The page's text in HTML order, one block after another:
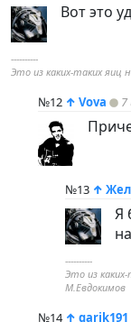
Вот это
----------
Это из каких-таких яиц
№12 ↑ Vova 7
№13 ↑
Я
----------
Это из
М.Евдокимов
№14 ↑ garik191